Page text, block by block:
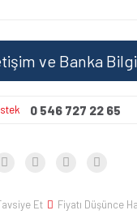
ve Banka
0 546 727 22 65
Et Fiyatı Düşünce